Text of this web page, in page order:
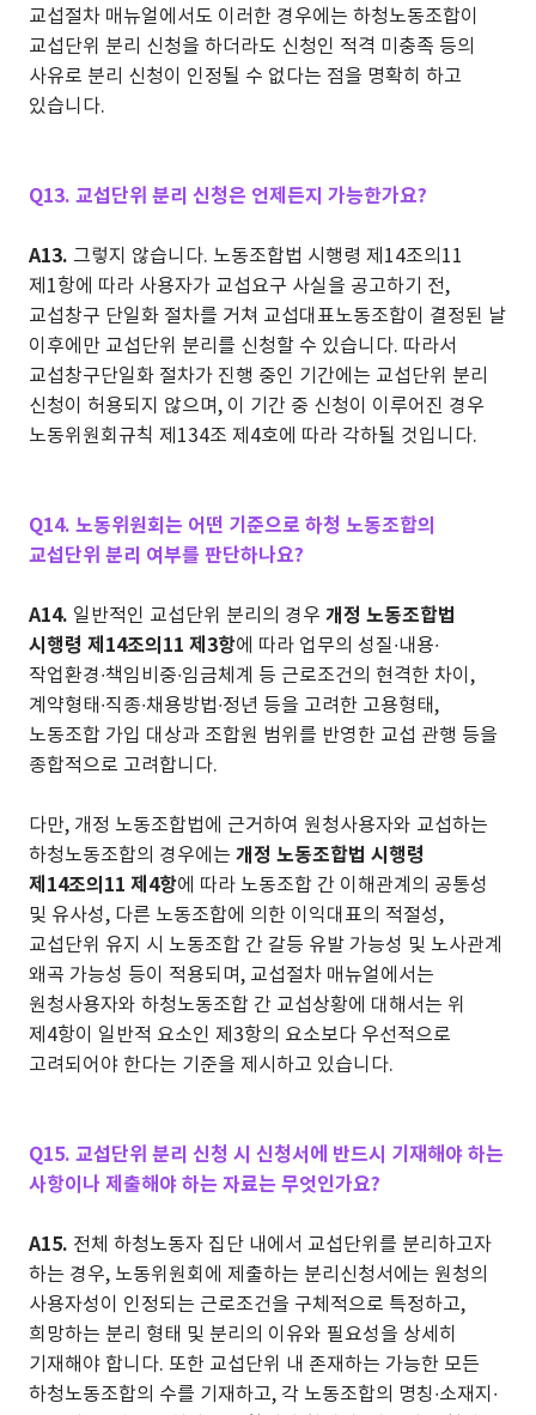
교섭절차 매뉴얼에서도 이러한 경우에는 하청노동조합이
교섭단위 분리 신청을 하더라도 신청인 적격 미충족 등의
사유로 분리 신청이 인정될 수 없다는 점을 명확히 하고
있습니다.
Q13. 교섭단위 분리 신청은 언제든지 가능한가요?
A13. 그렇지 않습니다. 노동조합법 시행령 제14조의11
제1항에 따라 사용자가 교섭요구 사실을 공고하기 전,
교섭창구 단일화 절차를 거쳐 교섭대표노동조합이 결정된 날
이후에만 교섭단위 분리를 신청할 수 있습니다. 따라서
교섭창구단일화 절차가 진행 중인 기간에는 교섭단위 분리
신청이 허용되지 않으며, 이 기간 중 신청이 이루어진 경우
노동위원회규칙 제134조 제4호에 따라 각하될 것입니다.
Q14. 노동위원회는 어떤 기준으로 하청 노동조합의
교섭단위 분리 여부를 판단하나요?
A14. 일반적인 교섭단위 분리의 경우 개정 노동조합법
시행령 제14조의11 제3항에 따라 업무의 성질∙내용∙
작업환경∙책임비중∙임금체계 등 근로조건의 현격한 차이,
계약형태∙직종∙채용방법∙정년 등을 고려한 고용형태,
노동조합 가입 대상과 조합원 범위를 반영한 교섭 관행 등을
종합적으로 고려합니다.
다만, 개정 노동조합법에 근거하여 원청사용자와 교섭하는
하청노동조합의 경우에는 개정 노동조합법 시행령
제14조의11 제4항에 따라 노동조합 간 이해관계의 공통성
및 유사성, 다른 노동조합에 의한 이익대표의 적절성,
교섭단위 유지 시 노동조합 간 갈등 유발 가능성 및 노사관계
왜곡 가능성 등이 적용되며, 교섭절차 매뉴얼에서는
원청사용자와 하청노동조합 간 교섭상황에 대해서는 위
제4항이 일반적 요소인 제3항의 요소보다 우선적으로
고려되어야 한다는 기준을 제시하고 있습니다.
Q15. 교섭단위 분리 신청 시 신청서에 반드시 기재해야 하는
사항이나 제출해야 하는 자료는 무엇인가요?
A15. 전체 하청노동자 집단 내에서 교섭단위를 분리하고자
하는 경우, 노동위원회에 제출하는 분리신청서에는 원청의
사용자성이 인정되는 근로조건을 구체적으로 특정하고,
희망하는 분리 형태 및 분리의 이유와 필요성을 상세히
기재해야 합니다. 또한 교섭단위 내 존재하는 가능한 모든
하청노동조합의 수를 기재하고, 각 노동조합의 명칭∙소재지∙